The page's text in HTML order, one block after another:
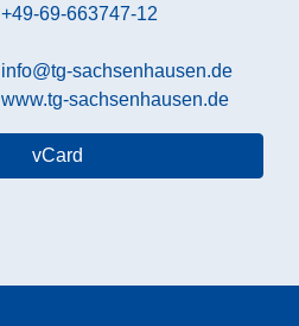
+49-69-663747-12
info@tg-sachsenhausen.de
www.tg-sachsenhausen.de
vCard